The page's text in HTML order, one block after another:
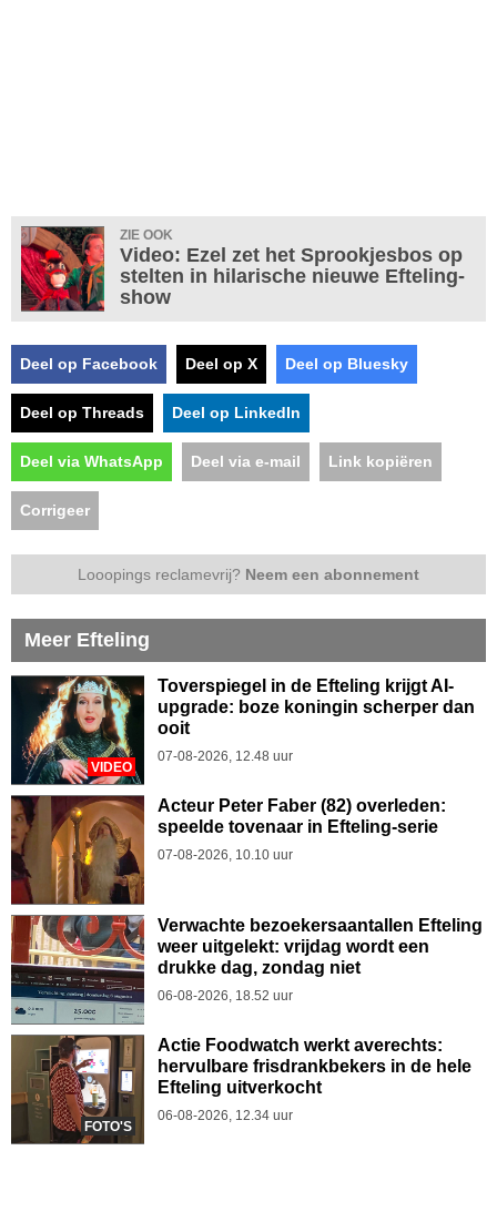
ZIE OOK
Video: Ezel zet het Sprookjesbos op
stelten in hilarische nieuwe Efteling-
show
Deel op Facebook Deel op X Deel op Bluesky
Deel op Threads Deel op LinkedIn
Deel via WhatsApp Deel via e-mail Link kopiëren
Corrigeer
Looopings reclamevrij? Neem een abonnement
Meer Efteling
VIDEO
Toverspiegel in de Efteling krijgt AI-
upgrade: boze koningin scherper dan
ooit
07-08-2026, 12.48 uur
Acteur Peter Faber (82) overleden:
speelde tovenaar in Efteling-serie
07-08-2026, 10.10 uur
Verwachte bezoekersaantallen Efteling
weer uitgelekt: vrijdag wordt een
drukke dag, zondag niet
06-08-2026, 18.52 uur
FOTO'S
Actie Foodwatch werkt averechts:
hervulbare frisdrankbekers in de hele
Efteling uitverkocht
06-08-2026, 12.34 uur